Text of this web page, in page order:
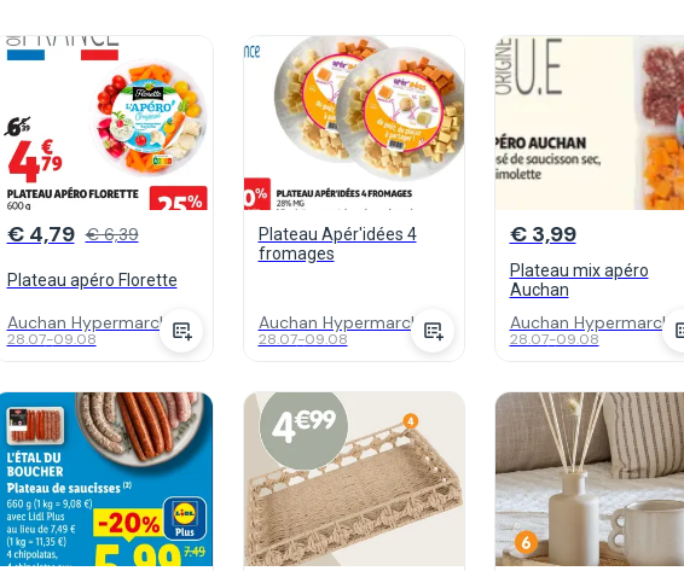
€ 4,79 € 6,39
Plateau apéro Florette
Auchan Hypermarch...
28.07-09.08
Plateau Apér'idées 4
fromages
Auchan Hypermarch...
28.07-09.08
€ 3,99
Plateau mix apéro
Auchan
Auchan Hypermarch...
28.07-09.08